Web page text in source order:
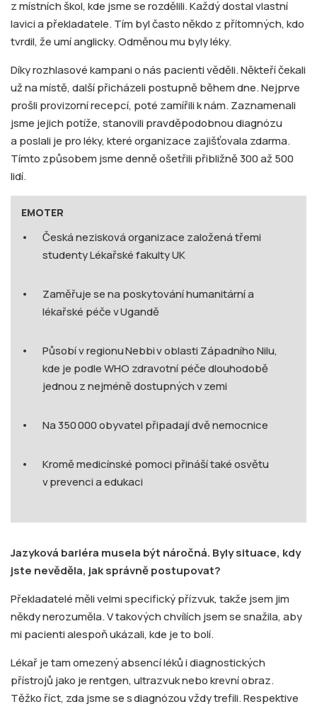
z místních škol, kde jsme se rozdělili. Každý dostal vlastní
lavici a překladatele. Tím byl často někdo z přítomných, kdo
tvrdil, že umí anglicky. Odměnou mu byly léky.
Díky rozhlasové kampani o nás pacienti věděli. Někteří čekali
už na místě, další přicházeli postupně během dne. Nejprve
prošli provizorní recepcí, poté zamířili k nám. Zaznamenali
jsme jejich potíže, stanovili pravděpodobnou diagnózu
a poslali je pro léky, které organizace zajišťovala zdarma.
Tímto způsobem jsme denně ošetřili přibližně 300 až 500
lidí.
EMOTER
Česká nezisková organizace založená třemi
studenty Lékařské fakulty UK
Zaměřuje se na poskytování humanitární a
lékařské péče v Ugandě
Působí v regionu Nebbi v oblasti Západního Nilu,
kde je podle WHO zdravotní péče dlouhodobě
jednou z nejméně dostupných v zemi
Na 350 000 obyvatel připadají dvě nemocnice
Kromě medicínské pomoci přináší také osvětu
v prevenci a edukaci
Jazyková bariéra musela být náročná. Byly situace, kdy
jste nevěděla, jak správně postupovat?
Překladatelé měli velmi specifický přízvuk, takže jsem jim
někdy nerozuměla. V takových chvílích jsem se snažila, aby
mi pacienti alespoň ukázali, kde je to bolí.
Lékař je tam omezený absencí léků i diagnostických
přístrojů jako je rentgen, ultrazvuk nebo krevní obraz.
Těžko říct, zda jsme se s diagnózou vždy trefili. Respektive